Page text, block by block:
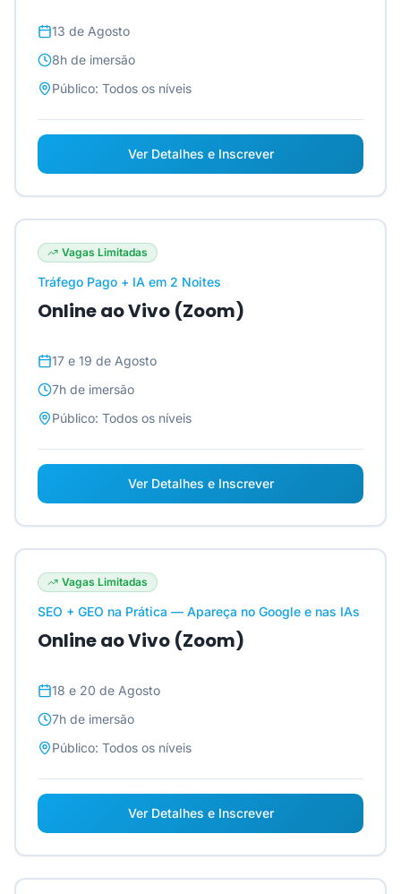
13 de Agosto
8h de imersão
Público: Todos os níveis
Ver Detalhes e Inscrever
Vagas Limitadas
Tráfego Pago + IA em 2 Noites
Online ao Vivo (Zoom)
17 e 19 de Agosto
7h de imersão
Público: Todos os níveis
Ver Detalhes e Inscrever
Vagas Limitadas
SEO + GEO na Prática — Apareça no Google e nas IAs
Online ao Vivo (Zoom)
18 e 20 de Agosto
7h de imersão
Público: Todos os níveis
Ver Detalhes e Inscrever